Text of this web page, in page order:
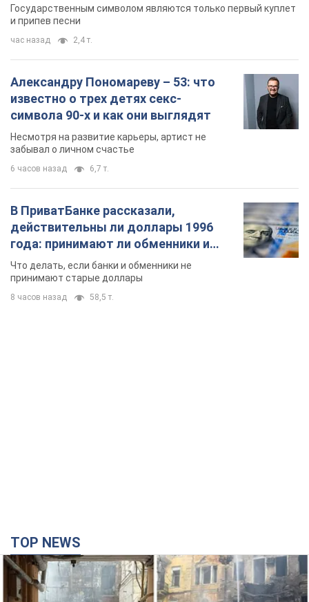
Государственным символом являются только первый куплет
и припев песни
час назад 2,4 т.
Александру Пономареву – 53: что
известно о трех детях секс-
символа 90-х и как они выглядят
Несмотря на развитие карьеры, артист не
забывал о личном счастье
6 часов назад 6,7 т.
В ПриватБанке рассказали,
действительны ли доллары 1996
года: принимают ли обменники и
банки такие купюры
Что делать, если банки и обменники не
принимают старые доллары
8 часов назад 58,5 т.
TOP NEWS